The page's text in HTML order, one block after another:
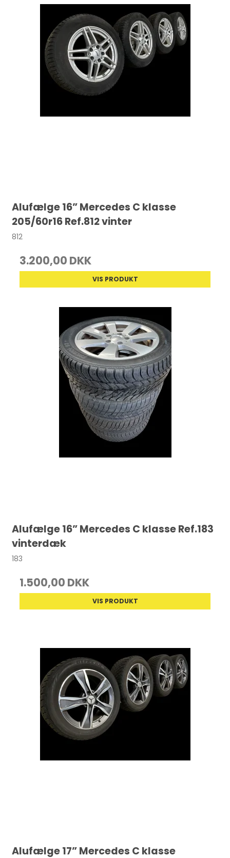
Alufælge 16” Mercedes C klasse
205/60r16 Ref.812 vinter
812
3.200,00 DKK
VIS PRODUKT
Alufælge 16” Mercedes C klasse Ref.183
vinterdæk
183
1.500,00 DKK
VIS PRODUKT
Alufælge 17” Mercedes C klasse